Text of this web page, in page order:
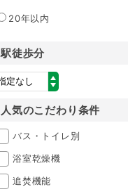
20年以内
駅徒歩分
人気のこだわり条件
バス・トイレ別
浴室乾燥機
追焚機能